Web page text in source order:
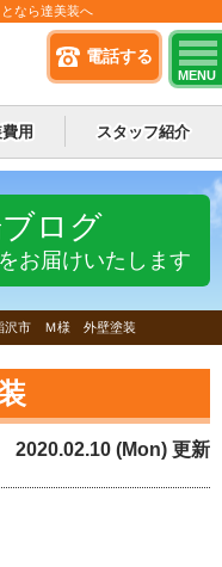
電話する
MENU
なら達美装へ
用 スタッフ紹介
ログ
お届けいたします
沢市 Ｍ様 外壁塗装
2020.02.10 (Mon) 更新